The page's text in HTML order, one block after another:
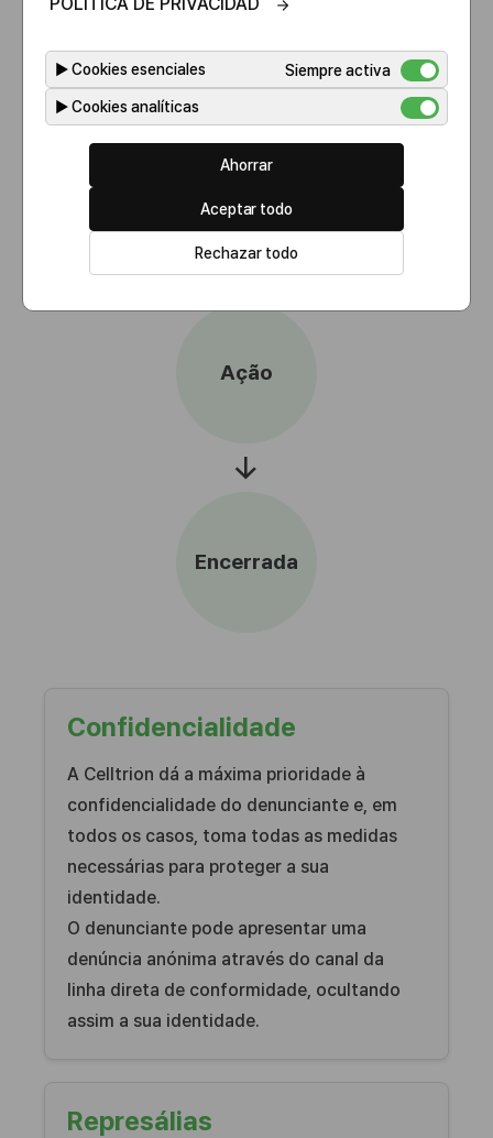
→
→
Ação
→
Encerrada
Confidencialidade
A Celltrion dá a máxima prioridade à
confidencialidade do denunciante e, em
todos os casos, toma todas as medidas
necessárias para proteger a sua
identidade.
O denunciante pode apresentar uma
denúncia anónima através do canal da
linha direta de conformidade, ocultando
assim a sua identidade.
Represálias
▶ Cookies esenciales Siempre activa
▶ Cookies analíticas
Ahorrar
Aceptar todo
Rechazar todo